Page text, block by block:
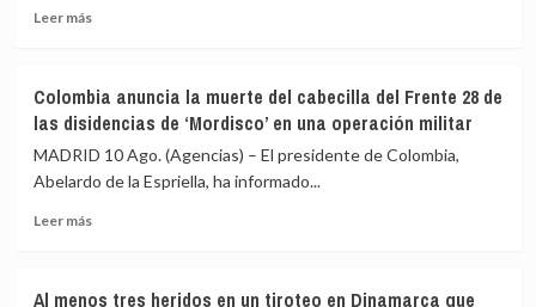
5.000
medio
de
su
energética
Leer másLeer
dos
aviones
tras
violar
espacio
Colombia anuncia la muerte del cabecilla del Frente 28 de
las disidencias de ‘Mordisco’ en una operación militar
MADRID 10 Ago. (Agencias) – El presidente de Colombia,
Abelardo de la Espriella, ha informado...
Leer másLeer
Al menos tres heridos en un tiroteo en Dinamarca que